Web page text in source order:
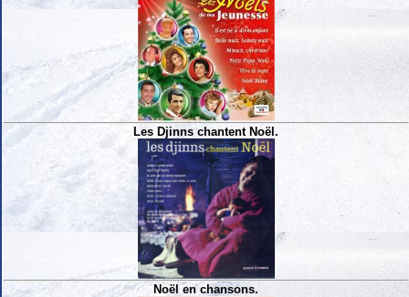
Les Djinns chantent Noël.
Noël en chansons.